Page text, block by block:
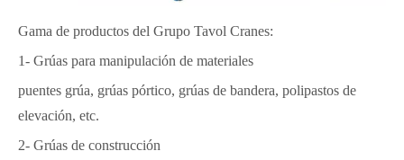
Gama de productos del Grupo Tavol Cranes:
1- Grúas para manipulación de materiales
puentes grúa, grúas pórtico, grúas de bandera, polipastos de
elevación, etc.
2- Grúas de construcción